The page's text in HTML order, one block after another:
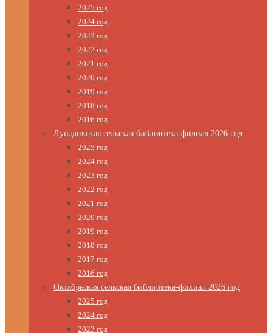
2025 год
2024 год
2023 год
2022 год
2021 год
2020 год
2019 год
2018 год
2016 год
Лунданкская сельская библиотека-филиал 2026 год
2025 год
2024 год
2023 год
2022 год
2021 год
2020 год
2019 год
2018 год
2017 год
2016 год
Октябрьская сельская библиотека-филиал 2026 год
2025 год
2024 год
2023 год